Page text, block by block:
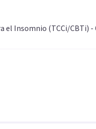
el Insomnio (TCCi/CBTi) -